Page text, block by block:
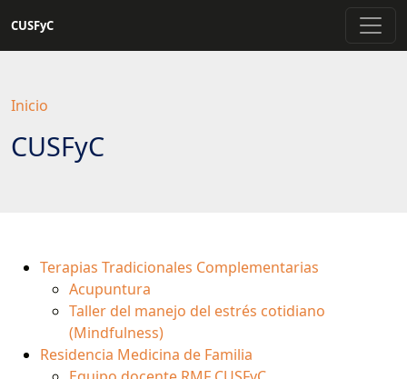
contenido
CUSFyC
Inicio
CUSFyC
Terapias Tradicionales Complementarias
Acupuntura
Taller del manejo del estrés cotidiano
(Mindfulness)
Residencia Medicina de Familia